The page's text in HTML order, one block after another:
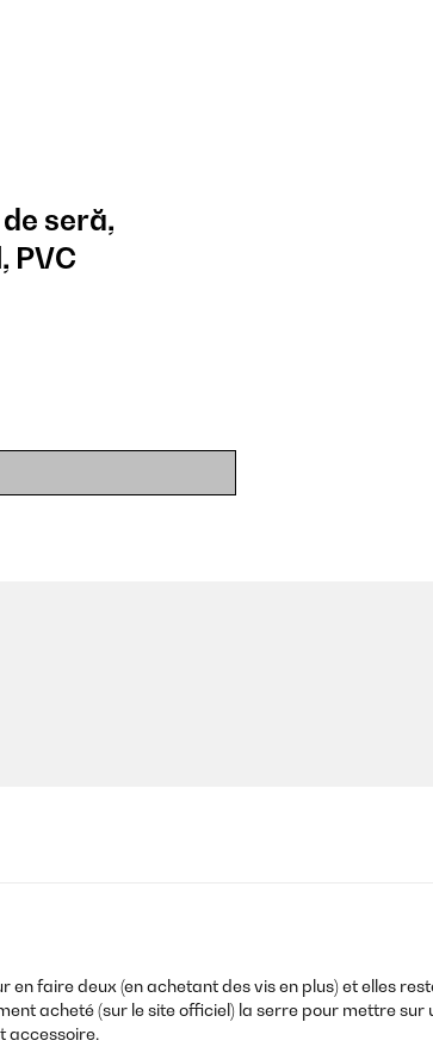
seră,
PVC
en faire deux (en achetant des vis en plus) et elles
acheté (sur le site officiel) la serre pour mettre sur
accessoire.